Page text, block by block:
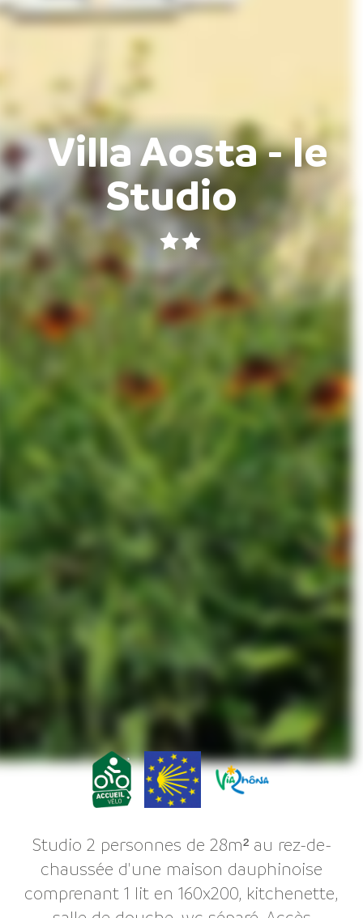
Villa Aosta - le
Studio
Studio 2 personnes de 28m² au rez-de-
chaussée d'une maison dauphinoise
comprenant 1 lit en 160x200, kitchenette,